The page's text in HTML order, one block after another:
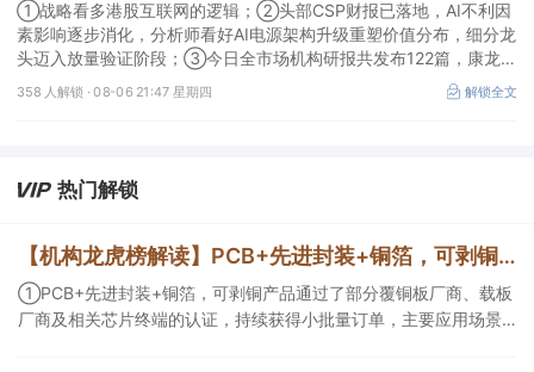
①战略看多港股互联网的逻辑；②头部CSP财报已落地，AI不利因
素影响逐步消化，分析师看好AI电源架构升级重塑价值分布，细分龙
头迈入放量验证阶段；③今日全市场机构研报共发布122篇，康龙化
成、江淮汽车评级得到上调，9家公司获得首度覆盖，其中乔锋智能
获新财富分析师深度覆盖；④在个股机构关注度排行中，华峰化学
358 人解锁 ·08-06 21:47 星期四 解锁全文
热门解锁
【机构龙虎榜解读】PCB+先进封装+铜箔，可剥铜产品通过了部分覆铜板厂商、载板厂商及相关芯片终端的认证，持续获得小批量订单，主要应用场景包括芯片封装光模块用PCB，机构大额净买入这家公司
①PCB+先进封装+铜箔，可剥铜产品通过了部分覆铜板厂商、载板
厂商及相关芯片终端的认证，持续获得小批量订单，主要应用场景